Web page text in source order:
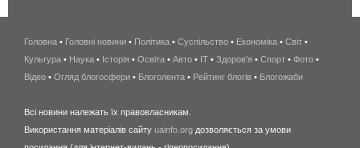
беспроводной
интернет
киев
wimax
Головна • Головні новини • Політика • Суспільство • Економіка • Світ •
Культура • Наука • Історія • Освіта • Авто • IT • Здоров'я • Спорт • Фото •
Відео • Огляд блогосфери • Блоголента • Рейтинг блогів • Блогожаби
Всі новини належать їх правовласникам.
Використання матеріалів сайту uainfo.org дозволяється за умови